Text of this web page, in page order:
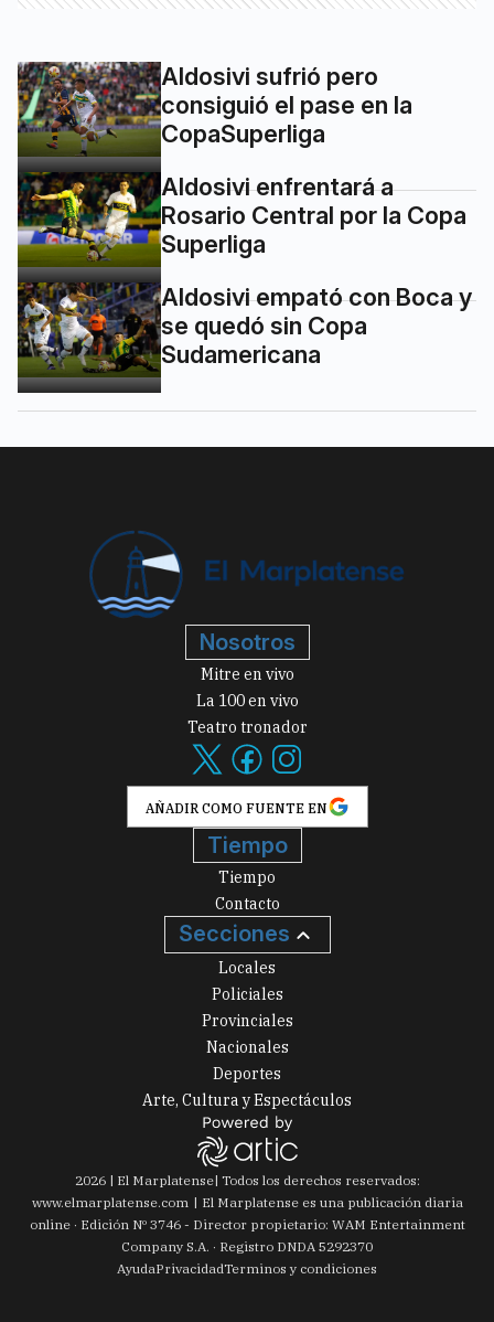
Aldosivi sufrió pero
consiguió el pase en la
CopaSuperliga
Aldosivi enfrentará a
Rosario Central por la Copa
Superliga
Aldosivi empató con Boca y
se quedó sin Copa
Sudamericana
Nosotros
Mitre en vivo
La 100 en vivo
Teatro tronador
AÑADIR COMO FUENTE EN
Tiempo
Tiempo
Contacto
Secciones
Locales
Policiales
Provinciales
Nacionales
Deportes
Arte, Cultura y Espectáculos
2026| El Marplatense| Todos los derechos reservados:
www.elmarplatense.com
El Marplatense es una publicación diaria
online · Edición Nº 3746- Director propietario: WAM Entertainment
Company S.A. · Registro DNDA 5292370
AyudaPrivacidadTerminos y condiciones